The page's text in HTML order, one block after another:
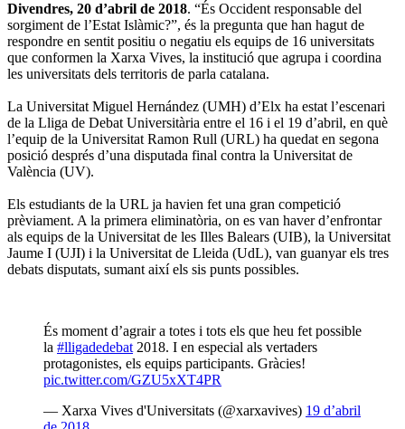
Divendres, 20 d’abril de 2018. “És Occident responsable del
sorgiment de l’Estat Islàmic?”, és la pregunta que han hagut de
respondre en sentit positiu o negatiu els equips de 16 universitats
que conformen la Xarxa Vives, la institució que agrupa i coordina
les universitats dels territoris de parla catalana.
La Universitat Miguel Hernández (UMH) d’Elx ha estat l’escenari
de la Lliga de Debat Universitària entre el 16 i el 19 d’abril, en què
l’equip de la Universitat Ramon Rull (URL) ha quedat en segona
posició després d’una disputada final contra la Universitat de
València (UV).
Els estudiants de la URL ja havien fet una gran competició
prèviament. A la primera eliminatòria, on es van haver d’enfrontar
als equips de la Universitat de les Illes Balears (UIB), la Universitat
Jaume I (UJI) i la Universitat de Lleida (UdL), van guanyar els tres
debats disputats, sumant així els sis punts possibles.
És moment d’agrair a totes i tots els que heu fet possible
la #lligadedebat 2018. I en especial als vertaders
protagonistes, els equips participants. Gràcies!
pic.twitter.com/GZU5xXT4PR
— Xarxa Vives d'Universitats (@xarxavives) 19 d’abril